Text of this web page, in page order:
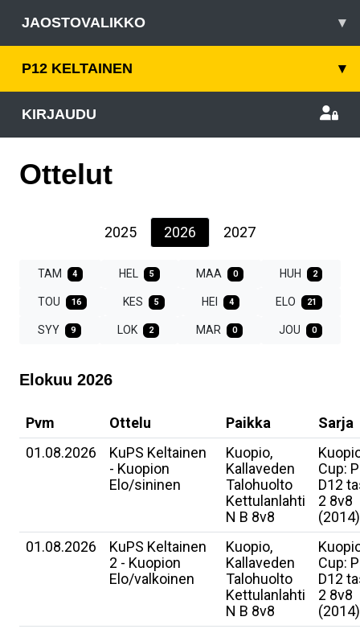
JAOSTOVALIKKO ▾
P12 KELTAINEN ▾
KIRJAUDU
Ottelut
2025 2026 2027
TAM 4 HEL 5 MAA 0 HUH 2
TOU 16 KES 5 HEI 4 ELO 21
SYY 9 LOK 2 MAR 0 JOU 0
Elokuu 2026
Pvm Ottelu Paikka
Sarja
01.08.2026
KuPS Keltainen
- Kuopion
Elo/sininen
Kuopio,
Kallaveden
Talohuolto
Kettulanlahti
N B 8v8
Cup:
D12
2 8v8
(2014)
01.08.2026
KuPS Keltainen
2 - Kuopion
Elo/valkoinen
Kuopio,
Kallaveden
Talohuolto
Kettulanlahti
N B 8v8
Cup:
D12
2 8v8
(2014)